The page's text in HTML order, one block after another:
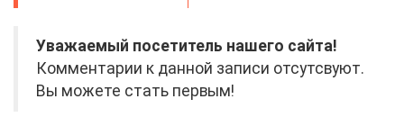
Уважаемый посетитель нашего сайта!
Комментарии к данной записи отсутсвуют.
Вы можете стать первым!